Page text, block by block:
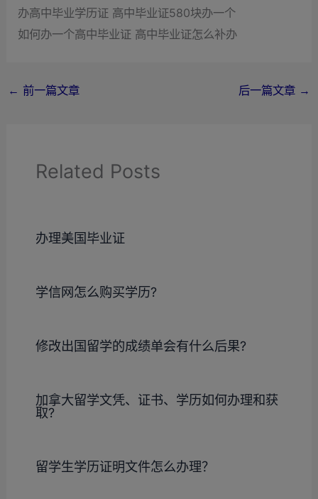
办高中毕业学历证 高中毕业证580块办一个
如何办一个高中毕业证 高中毕业证怎么补办
← 前一篇文章 后一篇文章 →
Related Posts
办理美国毕业证
学信网怎么购买学历?
修改出国留学的成绩单会有什么后果?
加拿大留学文凭、证书、学历如何办理和获
取?
留学生学历证明文件怎么办理？